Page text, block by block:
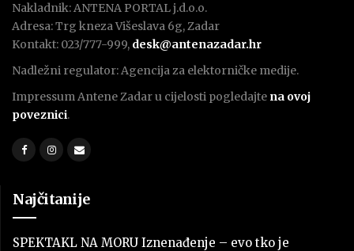
Nakladnik: ANTENA PORTAL j.d.o.o.
Adresa: Trg kneza Višeslava 6g, Zadar
Kontakt: 023/777-999, desk@antenazadar.hr
Nadležni regulator: Agencija za elektorničke medije.
Impressum Antene Zadar u cijelosti pogledajte na ovoj
poveznici.
Najčitanije
SPEKTAKL NA MORU Iznenađenje – evo tko je